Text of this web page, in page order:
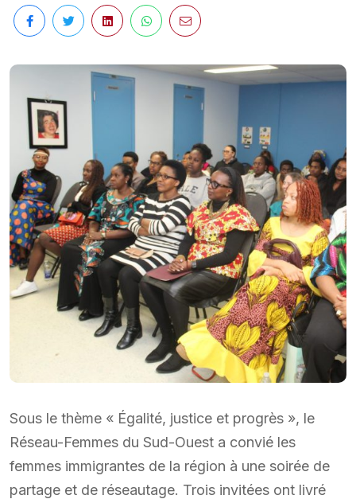
Sous le thème « Égalité, justice et progrès », le
Réseau-Femmes du Sud-Ouest a convié les
femmes immigrantes de la région à une soirée de
partage et de réseautage. Trois invitées ont livré